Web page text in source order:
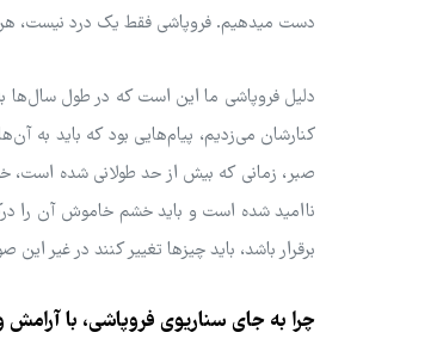
دست ‌میدهیم. فروپاشی فقط یک درد نیست،
دلیل فروپاشی ما این است که در طول سال‌ها
کنارشان می‌زدیم، پیام‌هایی بود که باید به
صبر، زمانی که بیش از حد طولانی شده
ناامید شده است و باید خشم خاموش آن را
برقرار باشد، باید چیزها تغییر کنند در غیر
چرا به جای سناریوی فروپاشی، با